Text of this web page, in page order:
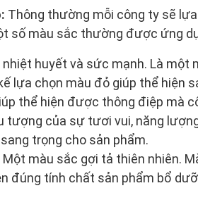
Thông thường mỗi công ty sẽ
số màu sắc thường được ứng
nhiệt huyết và sức mạnh. Là một
lựa chọn màu đỏ giúp thể hiện
thể hiện được thông điệp mà
tượng của sự tươi vui, năng
trọng cho sản phẩm.
Một màu sắc gợi tả thiên nhiên.
đúng tính chất sản phẩm bổ